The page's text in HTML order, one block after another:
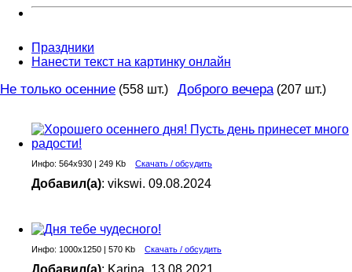
Праздники
Нанести текст на картинку онлайн
Не только осенние (558 шт.) Доброго вечера (207 шт.)
Инфо: 564х930 | 249 Kb Скачать / обсудить
Добавил(а): vikswi. 09.08.2024
Инфо: 1000х1250 | 570 Kb Скачать / обсудить
Добавил(а): Karina. 13.08.2021